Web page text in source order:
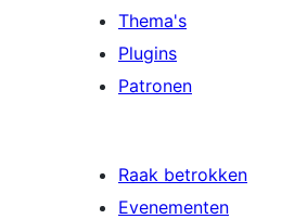
Thema's
Plugins
Patronen
Raak betrokken
Evenementen